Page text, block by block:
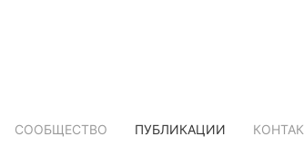
СООБЩЕСТВО ПУБЛИКАЦИИ